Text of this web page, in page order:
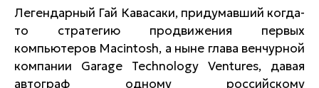
Легендарный Гай Кавасаки, придумавший когда-
то стратегию продвижения первых
компьютеров Macintosh, а ныне глава венчурной
компании Garage Technology Ventures, давая
автограф одному российскому